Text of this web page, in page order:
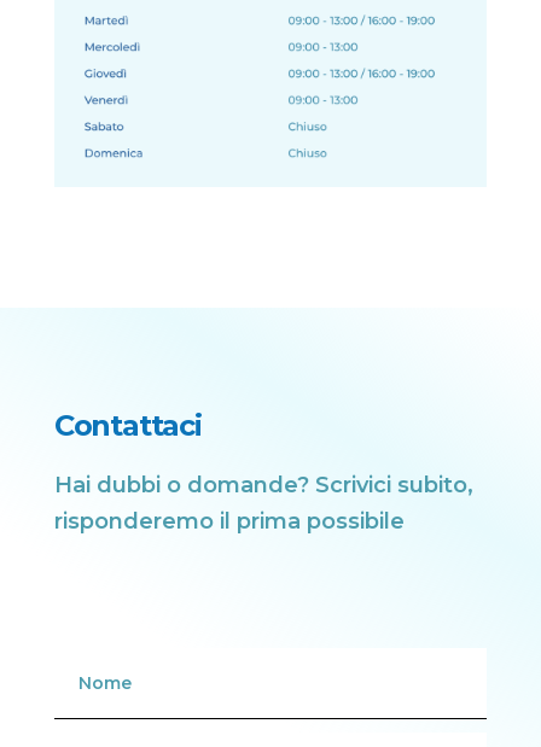
Contattaci
Hai dubbi o domande? Scrivici subito,
risponderemo il prima possibile